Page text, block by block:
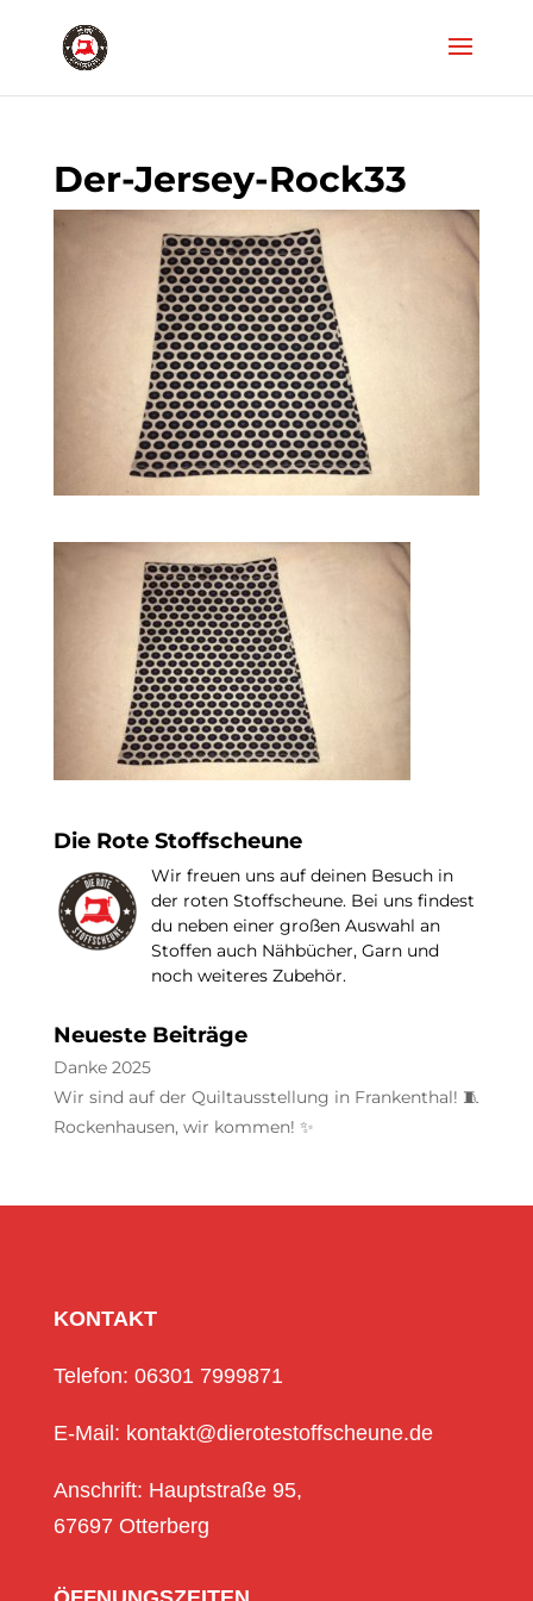
Der-Jersey-Rock33
Die Rote Stoffscheune
Wir freuen uns auf deinen Besuch in
der roten Stoffscheune. Bei uns findest
du neben einer großen Auswahl an
Stoffen auch Nähbücher, Garn und
noch weiteres Zubehör.
Neueste Beiträge
Danke 2025
Wir sind auf der Quiltausstellung in Frankenthal! 🧵
Rockenhausen, wir kommen! ✨
KONTAKT
Telefon: 06301 7999871
E-Mail: kontakt@dierotestoffscheune.de
Anschrift: Hauptstraße 95,
67697 Otterberg